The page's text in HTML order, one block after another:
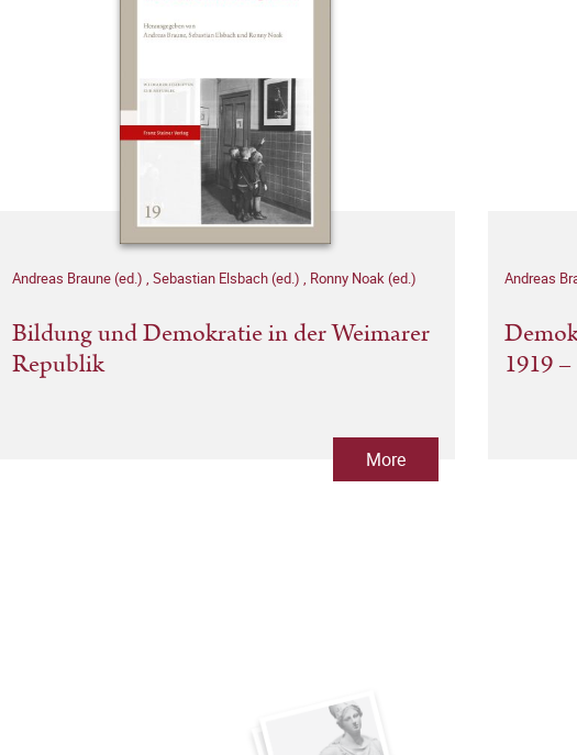
Andreas Braune (ed.) , Sebastian Elsbach (ed.) , Ronny Noak (ed.)
Bildung und Demokratie in der Weimarer
Republik
More
Andreas
1919